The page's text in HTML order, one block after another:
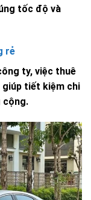
tốc độ và
rẻ
ty, việc thuê
tiết kiệm chi
cộng.